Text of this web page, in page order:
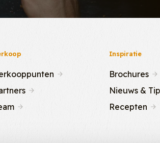
Inspiratie
Brochures
Nieuws &
Recepten